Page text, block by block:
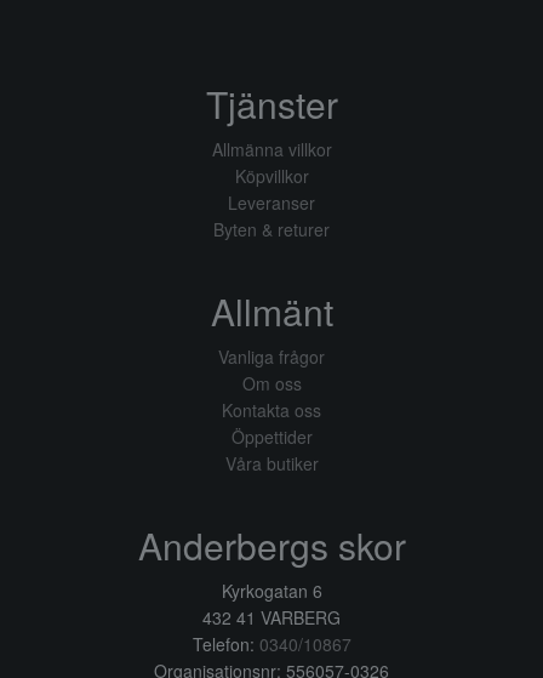
Tjänster
Allmänna villkor
Köpvillkor
Leveranser
Byten & returer
Allmänt
Vanliga frågor
Om oss
Kontakta oss
Öppettider
Våra butiker
Anderbergs skor
Kyrkogatan 6
432 41 VARBERG
Telefon: 0340/10867
Organisationsnr: 556057-0326